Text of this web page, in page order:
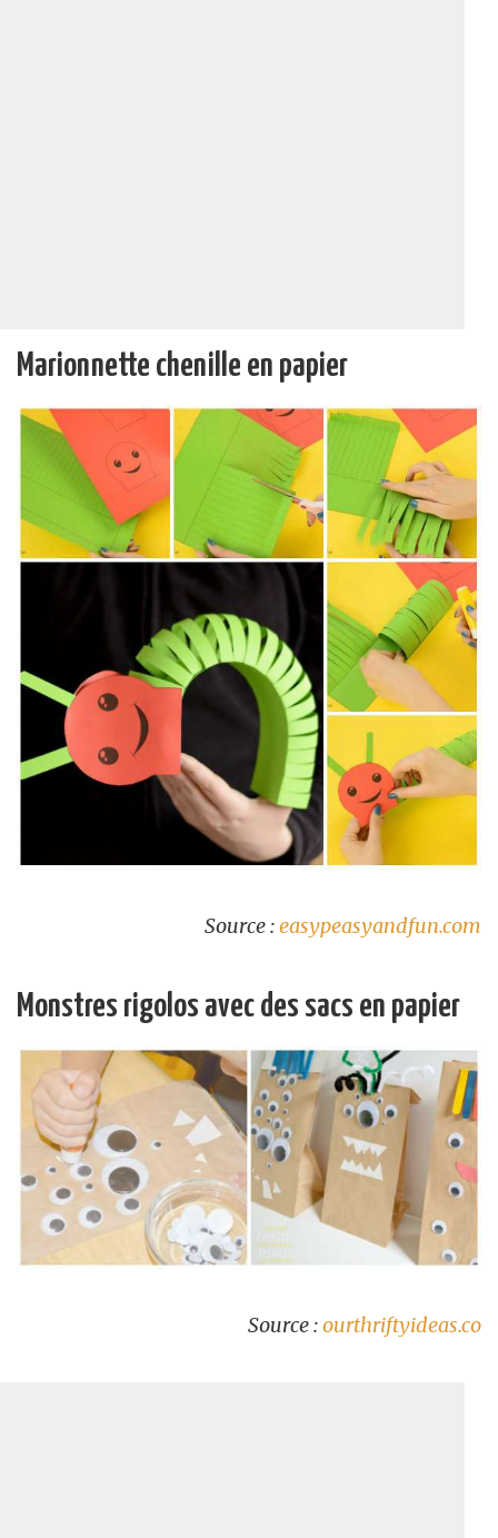
Marionnette chenille en papier
Source :easypeasyandfun.com
Monstres rigolos avec des sacs en papier
Source :ourthriftyideas.co